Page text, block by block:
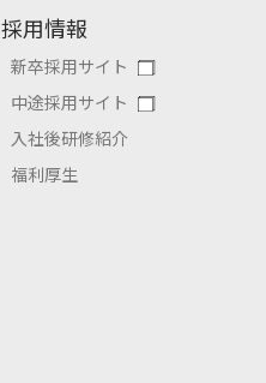
採用情報
新卒採用サイト
中途採用サイト
入社後研修紹介
福利厚生